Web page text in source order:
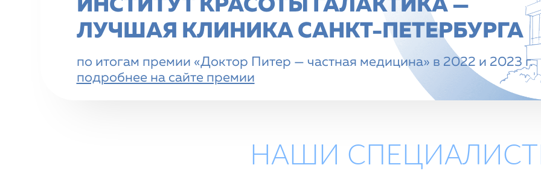
ИНСТИТУТ КРАСОТЫ ГАЛАКТИКА —
ЛУЧШАЯ КЛИНИКА CАНКТ-ПЕТЕРБУРГА
по итогам премии «Доктор Питер — частная медицина» в 2022 и 2023 г.
подробнее на сайте премии
НАШИ